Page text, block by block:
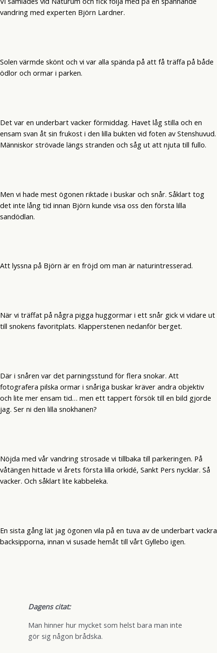
vandring med experten Björn Lardner.
Solen värmde skönt och vi var alla spända på att få träffa på både
ödlor och ormar i parken.
Det var en underbart vacker förmiddag. Havet låg stilla och en
ensam svan åt sin frukost i den lilla bukten vid foten av Stenshuvud.
Människor strövade längs stranden och såg ut att njuta till fullo.
Men vi hade mest ögonen riktade i buskar och snår. Såklart tog
det inte lång tid innan Björn kunde visa oss den första lilla
sandödlan.
Att lyssna på Björn är en fröjd om man är naturintresserad.
När vi träffat på några pigga huggormar i ett snår gick vi vidare ut
till snokens favoritplats. Klapperstenen nedanför berget.
Där i snåren var det parningsstund för flera snokar. Att
fotografera pilska ormar i snåriga buskar kräver andra objektiv
och lite mer ensam tid… men ett tappert försök till en bild gjorde
jag. Ser ni den lilla snokhanen?
Nöjda med vår vandring strosade vi tillbaka till parkeringen. På
våtängen hittade vi årets första lilla orkidé, Sankt Pers nycklar. Så
vacker. Och såklart lite kabbeleka.
En sista gång lät jag ögonen vila på en tuva av de underbart vackra
backsipporna, innan vi susade hemåt till vårt Gyllebo igen.
Dagens citat:
Man hinner hur mycket som helst bara man inte
gör sig någon brådska.